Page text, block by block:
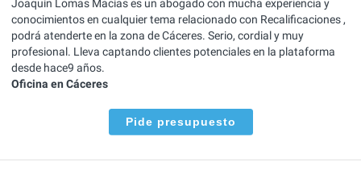
Joaquín Lomas Macías es un abogado con mucha experiencia y
conocimientos en cualquier tema relacionado con Recalificaciones ,
podrá atenderte en la zona de Cáceres. Serio, cordial y muy
profesional. Lleva captando clientes potenciales en la plataforma
desde hace9 años.
Oficina en Cáceres
Pide presupuesto